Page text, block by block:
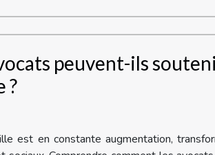
peuvent-ils
?
est en constante augmentation,